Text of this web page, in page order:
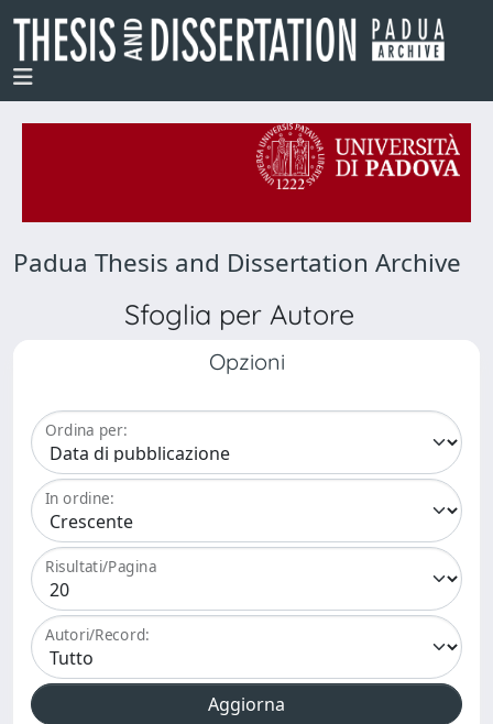
Padua Thesis and Dissertation Archive
Sfoglia per Autore
Opzioni
Ordina per:
In ordine:
Risultati/Pagina
Autori/Record: